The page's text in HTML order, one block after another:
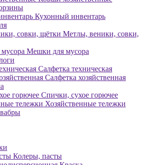
Кухонный инвентарь
Метлы, веники, совки,
Мешки для мусора
Салфетка техническая
Салфетка хозяйственная
Спички, сухое горючее
Хозяйственные тележки
Колеры, пасты